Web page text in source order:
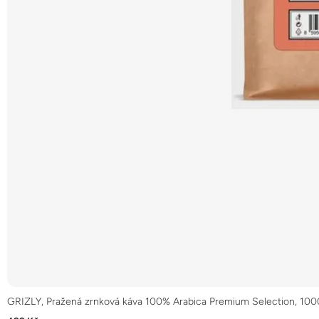
GRIZLY, Pražená zrnková káva 100% Arabica Premium Selection,